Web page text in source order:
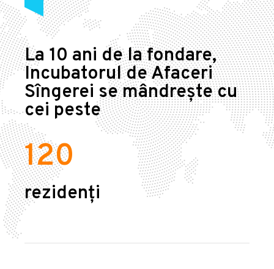
La 10 ani de la fondare,
Incubatorul de Afaceri
Sîngerei se mândrește cu
cei peste
120
rezidenți